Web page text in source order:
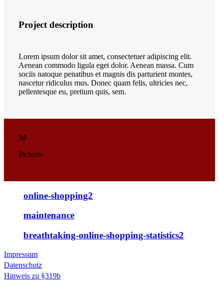
Project description
Lorem ipsum dolor sit amet, consectetuer adipiscing elit.
Aenean commodo ligula eget dolor. Aenean massa. Cum
sociis natoque penatibus et magnis dis parturient montes,
nascetur ridiculus mus. Donec quam felis, ultricies nec,
pellentesque eu, pretium quis, sem.
34
Pictures
online-shopping2
maintenance
breathtaking-online-shopping-statistics2
Impressum
Datenschutz
Hinweis zu §319b